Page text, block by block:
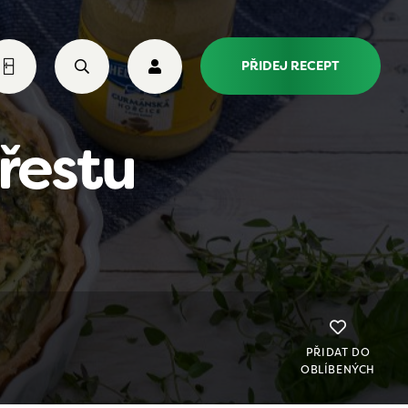
PŘIDEJ RECEPT
PŘIDAT DO
OBLÍBENÝCH